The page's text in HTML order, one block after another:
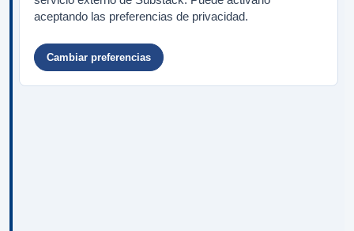
aceptando las preferencias de privacidad.
Cambiar preferencias